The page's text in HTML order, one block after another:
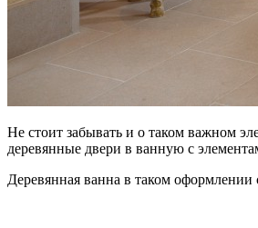
Не стоит забывать и о таком важном
деревянные двери в ванную с
Деревянная ванна в таком оформлении